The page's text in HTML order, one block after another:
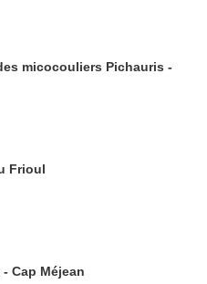
micocouliers Pichauris -
Frioul
Cap Méjean